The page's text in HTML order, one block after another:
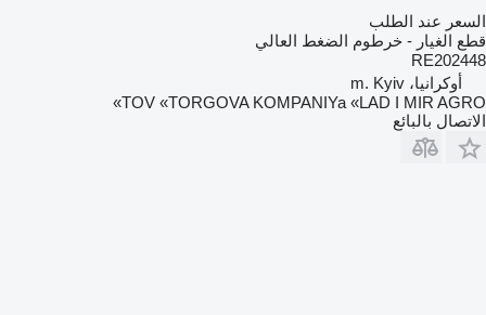
السعر عند الطلب
قطع الغيار - خرطوم الضغط العالي
RE202448
أوكرانيا، m. Kyiv
TOV «TORGOVA KOMPANIYa «LAD I MIR AGRO»
الاتصال بالبائع